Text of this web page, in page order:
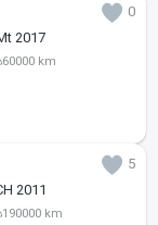
0
Fiesta 1.6 Se Mt 2017
60000 km
5
2011
190000 km